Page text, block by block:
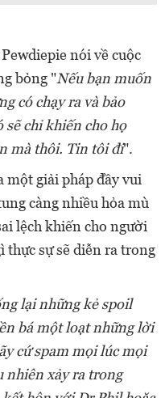
nói về cuộc
bỏng "Nếu bạn muốn
có chạy ra và bảo
sẽ chỉ khiến cho họ
mà thôi. Tin tôi đi".
một giải pháp đầy vui
càng nhiều hỏa mù
lệch khiến cho người
thực sự sẽ diễn ra trong
lại những kẻ spoil
bá một loạt những lời
cứ spam mọi lúc mọi
nhiên xảy ra trong